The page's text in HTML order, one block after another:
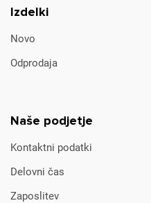
Izdelki
Novo
Odprodaja
Naše podjetje
Kontaktni podatki
Delovni čas
Zaposlitev